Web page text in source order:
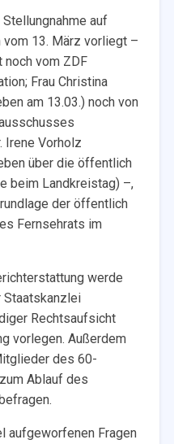
auf
13. März vorliegt –
noch vom ZDF
Frau Christina
am 13.03.) noch von
Irene Vorholz
über die öffentlich
beim Landkreistag) –,
der öffentlich
Fernsehrats im
werde
Staatskanzlei
Rechtsaufsicht
vorlegen. Außerdem
des 60-
Ablauf des
aufgeworfenen Fragen